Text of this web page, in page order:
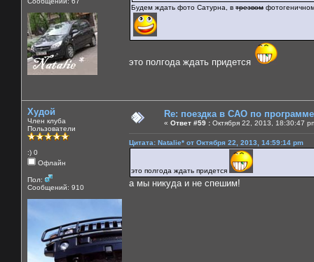
Будем ждать фото Сатурна, в трезвом
это полгода ждать придется
Худой
Член клуба
Пользователи
:) 0
Офлайн
Пол:
Сообщений: 910
Re: поездка в САО по
« Ответ #59 : Октября 22, 2013, 18:30:47
Цитата: Natalie* от Октября 22, 2013, 14:59:14 pm
это полгода ждать придется
а мы никуда и не спешим!